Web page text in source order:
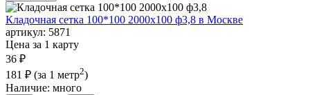
Кладочная сетка 100*100 2000х100 ф3,8 в Москве
артикул: 5871
Цена за 1 карту
36 ₽
181 ₽ (за 1 метр2)
Наличие: много